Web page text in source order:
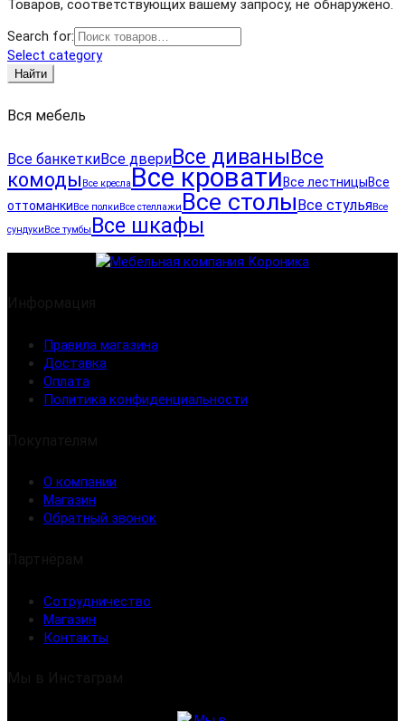
Товаров, соответствующих вашему запросу, не обнаружено.
Search for:
Select category
Найти
Вся мебель
Все банкеткиВсе двериВсе диваны Все
комоды Все кресла Все кроватиВсе лестницыВсе
оттоманки Все полки Все стеллажи Все столы Все стульяВсе
сундуки Все тумбы Все шкафы
Правила магазина
Доставка
Оплата
Политика конфиденциальности
О компании
Магазин
Обратный звонок
Сотрудничество
Магазин
Контакты